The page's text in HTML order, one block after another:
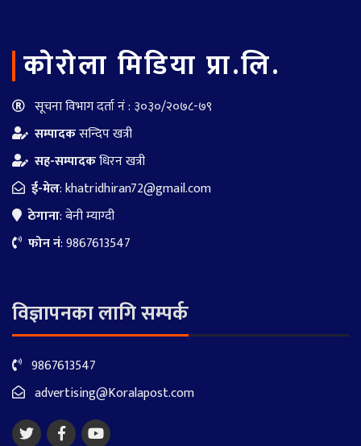
काेराेला मिडिया प्रा.लि.
सूचना विभाग दर्ता नं : ३०३०/२०७८-७९
सम्पादकसन्दिप खत्री
सह-सम्पादकधिरन खत्री
ई-मेल:khatridhiran72@gmail.com
ठेगाना: बेनी म्याग्दी
फोन नं: 9867613547
विज्ञापनका लागि सम्पर्क
9867613547
advertising@Koralapost.com